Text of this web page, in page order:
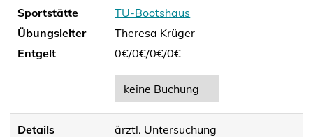
Sportstätte
TU-Bootshaus
Übungsleiter
Theresa Krüger
Entgelt
0€/0€/0€/0€
keine Buchung
Details
ärztl. Untersuchung